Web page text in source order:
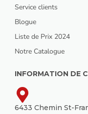
Service clients
Blogue
Liste de Prix 2024
Notre Catalogue
INFORMATION DE
6433 Chemin St-